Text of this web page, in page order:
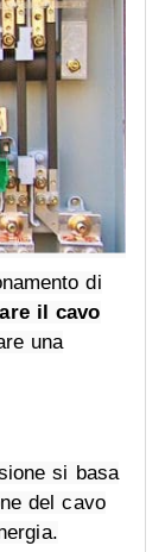
di
il cavo
una
si basa
del cavo